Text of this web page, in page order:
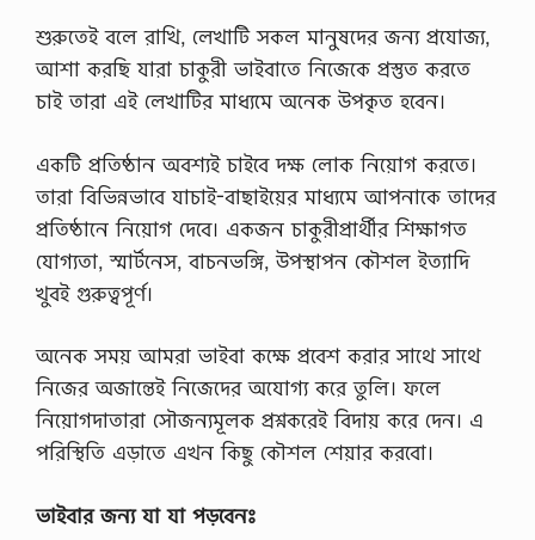
শুরুতেই বলে রাখি, লেখাটি সকল মানুষদের জন্য প্রযোজ্য,
আশা করছি যারা চাকুরী ভাইবাতে নিজেকে প্রস্তুত করতে
চাই তারা এই লেখাটির মাধ্যমে অনেক উপকৃত হবেন।
একটি প্রতিষ্ঠান অবশ্যই চাইবে দক্ষ লোক নিয়োগ করতে।
তারা বিভিন্নভাবে যাচাই-বাছাইয়ের মাধ্যমে আপনাকে তাদের
প্রতিষ্ঠানে নিয়োগ দেবে। একজন চাকুরীপ্রার্থীর শিক্ষাগত
যোগ্যতা, স্মার্টনেস, বাচনভঙ্গি, উপস্থাপন কৌশল ইত্যাদি
খুবই গুরুত্বপূর্ণ।
অনেক সময় আমরা ভাইবা কক্ষে প্রবেশ করার সাথে সাথে
নিজের অজান্তেই নিজেদের অযোগ্য করে তুলি। ফলে
নিয়োগদাতারা সৌজন্যমূলক প্রশ্নকরেই বিদায় করে দেন। এ
পরিস্থিতি এড়াতে এখন কিছু কৌশল শেয়ার করবো।
ভাইবার জন্য যা যা পড়বেনঃ